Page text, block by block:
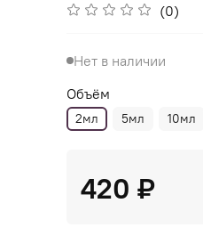
(0)
Нет в наличии
Объём
2мл 5мл 10мл
420 ₽